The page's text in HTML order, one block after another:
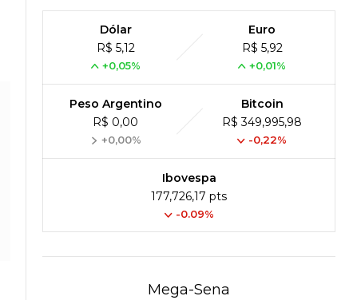
Dólar
R$ 5,12
+0,05%
Euro
R$ 5,92
+0,01%
Peso Argentino
R$ 0,00
+0,00%
Bitcoin
R$ 349,995,98
-0,22%
Ibovespa
177,726,17 pts
-0.09%
Mega-Sena